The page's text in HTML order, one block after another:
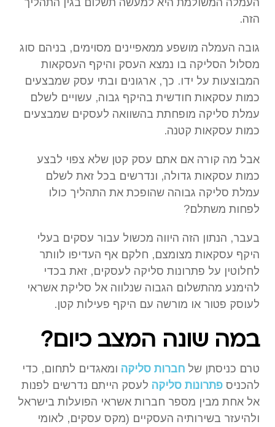
הזה.
גובה העמלה מושפע ממאפיינים מסוימים, בניהם סוג
מסלול הסליקה בו נמצא העסק והיקף העסקאות
המבוצעות על ידו. כך, ארגונים ובתי עסק שמבצעים
כמות עסקאות חודשית בהיקף גבוה, עשויים לשלם
עמלת סליקה מופחתת בהשוואה לעסקים שמבצעים
כמות עסקאות קטנה.
אבל מה קורה אם אתם עסק קטן שלא צפוי לבצע
כמות עסקאות גדולה, ונדרשים בכל זאת לשלם
עמלת סליקה גבוהה שהופכת את התהליך כולו
לפחות משתלם?
בעבר, הנתון הזה היווה מכשול עבור עסקים בעלי
היקף עסקאות מצומצם, חלקם אף העדיפו לוותר
לחלוטין על פתרונות סליקה לעסקים, זאת בכדי
להימנע מהתשלום הגבוה שנלווה אל סליקת אשראי
לעוסק פטור או מורשה עם היקף פעילות קטן.
במה שונה המצב כיום?
טרם כניסתן של חברות סליקה ומאגדים לתחום, כדי
להכניס פתרונות סליקה לעסק הייתם נדרשים לפנות
אל אחת מבין מספר חברות אשראי הפועלות בישראל
ולהיעזר בשירותיה העסקיים (מקס עסקים, לאומי